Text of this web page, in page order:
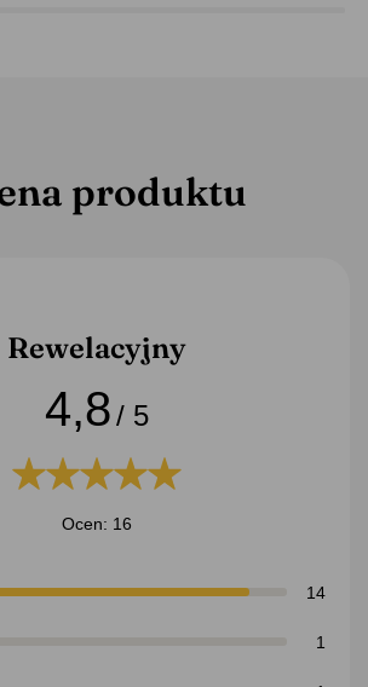
produktu
Rewelacyjny
4,8/ 5
Ocen: 16
14
1